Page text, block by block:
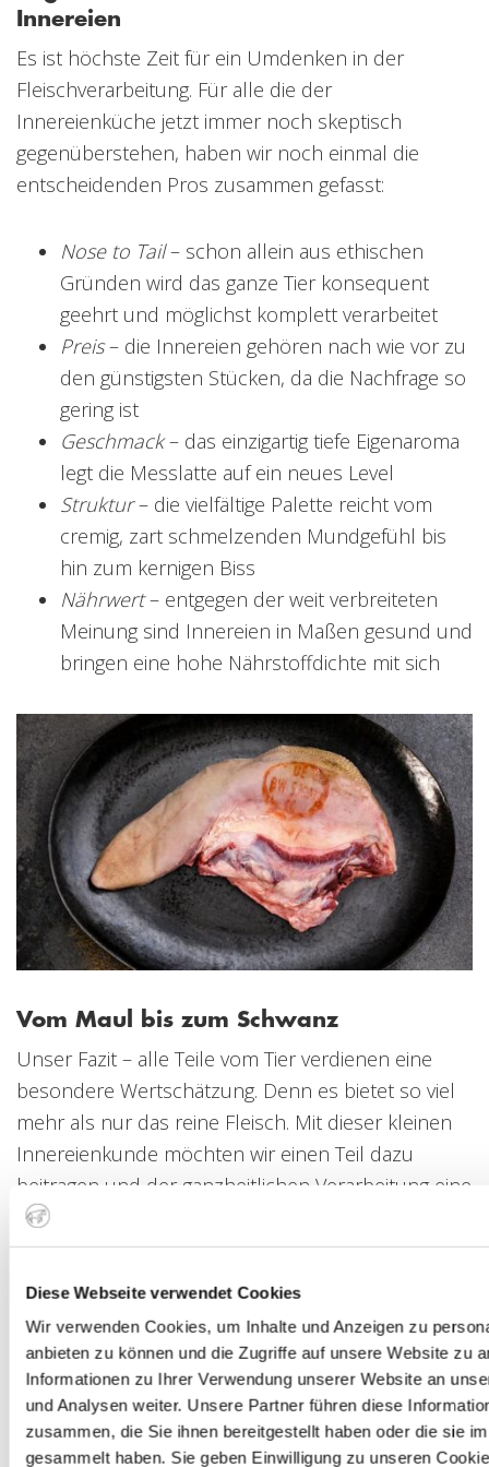
Diese Webseite verwendet Cookies
Wir verwenden Cookies, um Inhalte und Anzeigen zu
anbieten zu können und die Zugriffe auf unsere Website zu
Informationen zu Ihrer Verwendung unserer Website an
und Analysen weiter. Unsere Partner führen diese
zusammen, die Sie ihnen bereitgestellt haben oder die sie
gesammelt haben. Sie geben Einwilligung zu unseren
Innereien
Es ist höchste Zeit für ein Umdenken in der
Fleischverarbeitung. Für alle die der
Innereienküche jetzt immer noch skeptisch
gegenüberstehen, haben wir noch einmal die
entscheidenden Pros zusammen gefasst:
Nose to Tail– schon allein aus ethischen
Gründen wird das ganze Tier konsequent
geehrt und möglichst komplett verarbeitet
Preis– die Innereien gehören nach wie vor zu
den günstigsten Stücken, da die Nachfrage so
gering ist
Geschmack– das einzigartig tiefe Eigenaroma
legt die Messlatte auf ein neues Level
Struktur– die vielfältige Palette reicht vom
cremig, zart schmelzenden Mundgefühl bis
hin zum kernigen Biss
Nährwert– entgegen der weit verbreiteten
Meinung sind Innereien in Maßen gesund und
bringen eine hohe Nährstoffdichte mit sich
Vom Maul bis zum Schwanz
Unser Fazit – alle Teile vom Tier verdienen eine
besondere Wertschätzung. Denn es bietet so viel
mehr als nur das reine Fleisch. Mit dieser kleinen
Innereienkunde möchten wir einen Teil dazu
beitragen und der ganzheitlichen Verarbeitung eine
Bühne bieten. Weil wir finden, dass das wahre
Fleischglück über die Filet-Kultur hinaus geht. Als
kleine Anregung haben wir diese Rezepte von
ausgesucht.
Zunge, Onglet, Herz & Nieren von richtig guten
Tieren findet ihr natürlich auf unserem